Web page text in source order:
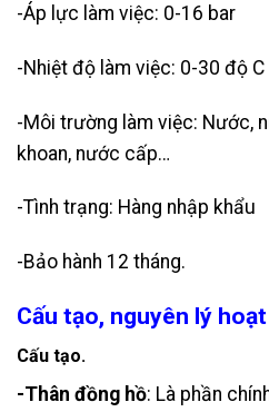
-Áp lực làm việc: 0-16 bar
-Nhiệt độ làm việc: 0-30 độ C
-Môi trường làm việc: Nước,
khoan, nước cấp…
-Tình trạng: Hàng nhập khẩu
-Bảo hành 12 tháng.
Cấu tạo, nguyên lý
Cấu tạo.
-Thân đồng hồ: Là phần